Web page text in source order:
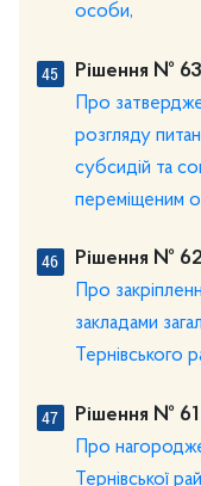
особи,
Рішення №
Про
розгляду
субсидій та
переміщеним
Рішення №
Про
закладами
Тернівського
Рішення № 61
Про
Тернівської